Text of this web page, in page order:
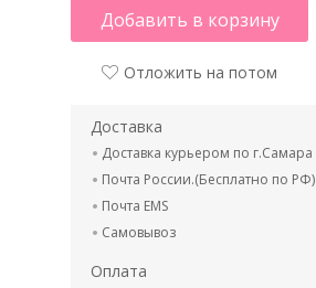
Добавить в корзину
Отложить на потом
Доставка
Доставка курьером по г.Самара
Почта России.(Бесплатно по РФ)
Почта EMS
Самовывоз
Оплата